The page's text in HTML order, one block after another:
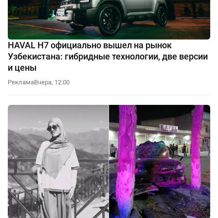
HAVAL H7 официально вышел на рынок
Узбекистана: гибридные технологии, две версии
и цены
РекламаВчера, 12:00